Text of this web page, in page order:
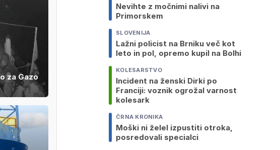
za Gazo
Nevihte z močnimi nalivi na
Primorskem
SLOVENIJA
Lažni policist na Brniku več kot
leto in pol, opremo kupil na Bolhi
KOLESARSTVO
Incident na ženski Dirki po
Franciji: voznik ogrožal varnost
kolesark
ČRNA KRONIKA
Moški ni želel izpustiti otroka,
posredovali specialci